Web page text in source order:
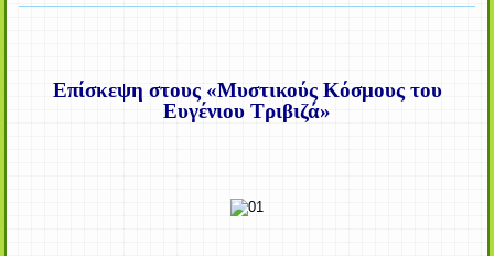
Επίσκεψη στους «Μυστικούς Κόσμους του
Ευγένιου Τριβιζά»